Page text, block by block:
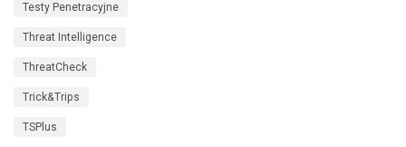
Testy Penetracyjne
Threat Intelligence
ThreatCheck
Trick&Trips
TSPlus